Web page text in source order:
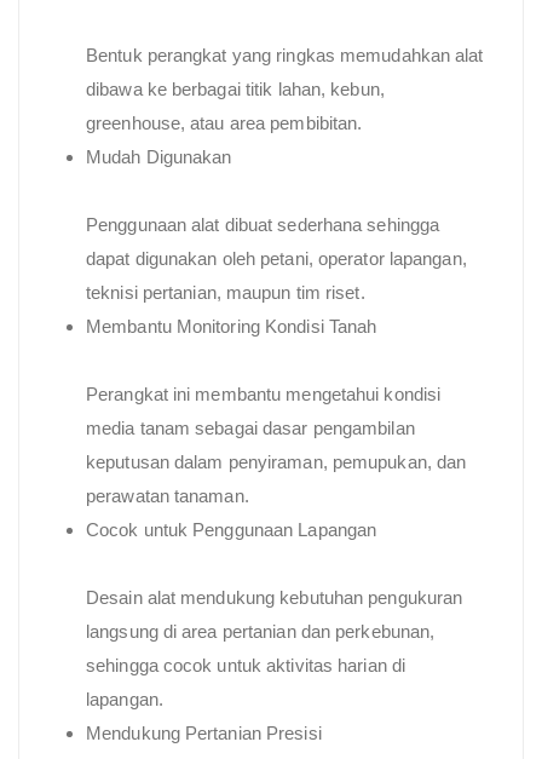
Bentuk perangkat yang ringkas memudahkan alat
dibawa ke berbagai titik lahan, kebun,
greenhouse, atau area pembibitan.
Mudah Digunakan
Penggunaan alat dibuat sederhana sehingga
dapat digunakan oleh petani, operator lapangan,
teknisi pertanian, maupun tim riset.
Membantu Monitoring Kondisi Tanah
Perangkat ini membantu mengetahui kondisi
media tanam sebagai dasar pengambilan
keputusan dalam penyiraman, pemupukan, dan
perawatan tanaman.
Cocok untuk Penggunaan Lapangan
Desain alat mendukung kebutuhan pengukuran
langsung di area pertanian dan perkebunan,
sehingga cocok untuk aktivitas harian di
lapangan.
Mendukung Pertanian Presisi